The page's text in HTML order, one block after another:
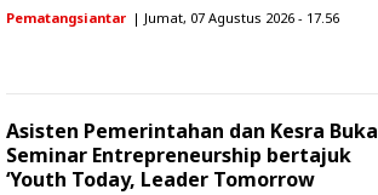
Pematangsiantar | Jumat, 07 Agustus 2026 - 17.56
Asisten Pemerintahan dan Kesra Buka
Seminar Entrepreneurship bertajuk
‘Youth Today, Leader Tomorrow